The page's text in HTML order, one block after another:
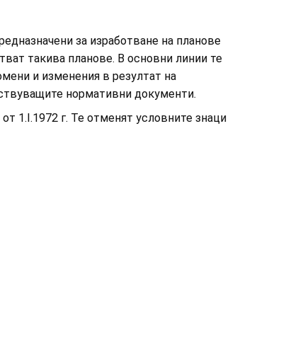
за изработване на планове
такива планове. В основни линии те
и изменения в резултат на
нормативни документи.
1.І.1972 г. Те отменят условните знаци